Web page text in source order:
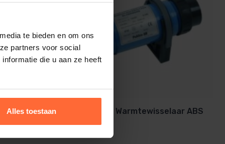
te bieden en om ons
partners voor social
die u aan ze heeft
Alles toestaan
18 kW Pahlen Elektrische Warmtewisselaar ABS